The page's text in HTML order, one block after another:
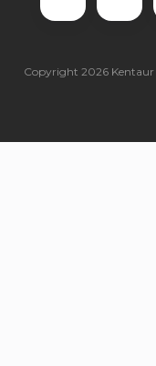
Copyright 2026